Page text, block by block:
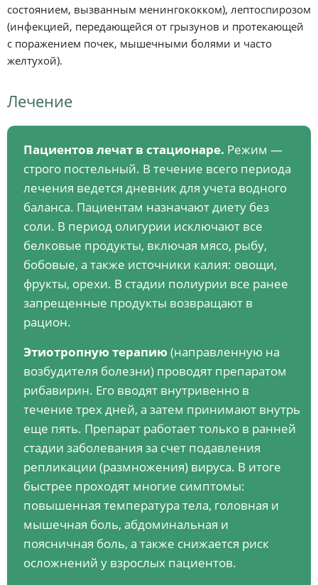
состоянием, вызванным менингококком), лептоспирозом
(инфекцией, передающейся от грызунов и протекающей
с поражением почек, мышечными болями и часто
желтухой).
Лечение
Пациентов лечат в стационаре. Режим —
строго постельный. В течение всего периода
лечения ведется дневник для учета водного
баланса. Пациентам назначают диету без
соли. В период олигурии исключают все
белковые продукты, включая мясо, рыбу,
бобовые, а также источники калия: овощи,
фрукты, орехи. В стадии полиурии все ранее
запрещенные продукты возвращают в
рацион.
Этиотропную терапию (направленную на
возбудителя болезни) проводят препаратом
рибавирин. Его вводят внутривенно в
течение трех дней, а затем принимают внутрь
еще пять. Препарат работает только в ранней
стадии заболевания за счет подавления
репликации (размножения) вируса. В итоге
быстрее проходят многие симптомы:
повышенная температура тела, головная и
мышечная боль, абдоминальная и
поясничная боль, а также снижается риск
осложнений у взрослых пациентов.